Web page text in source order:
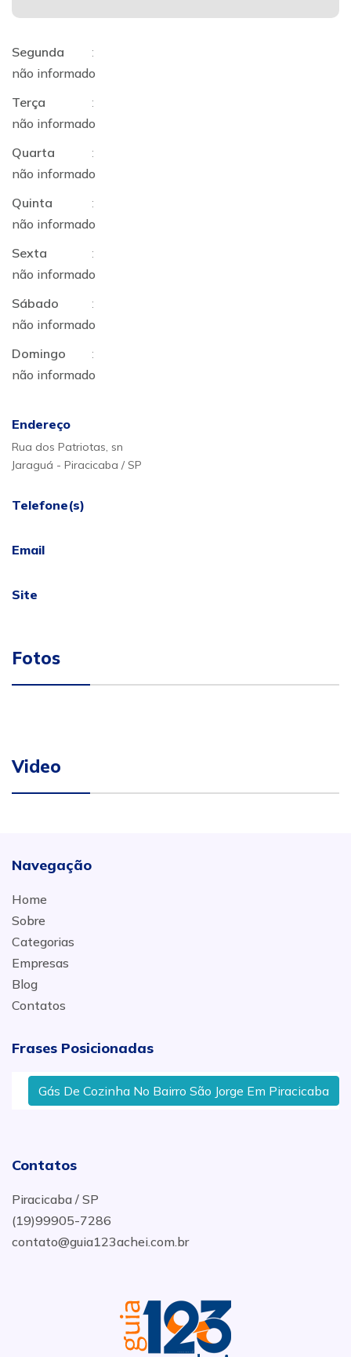
Segunda
:
não informado
Terça
:
não informado
Quarta
:
não informado
Quinta
:
não informado
Sexta
:
não informado
Sábado
:
não informado
Domingo
:
não informado
Endereço
Rua dos Patriotas, sn
Jaraguá - Piracicaba / SP
Telefone(s)
Email
Site
Fotos
Video
Navegação
Home
Sobre
Categorias
Empresas
Blog
Contatos
Frases Posicionadas
Gás De Cozinha No Bairro São Jorge Em Piracicaba
Contatos
Piracicaba / SP
(19)99905-7286
contato@guia123achei.com.br